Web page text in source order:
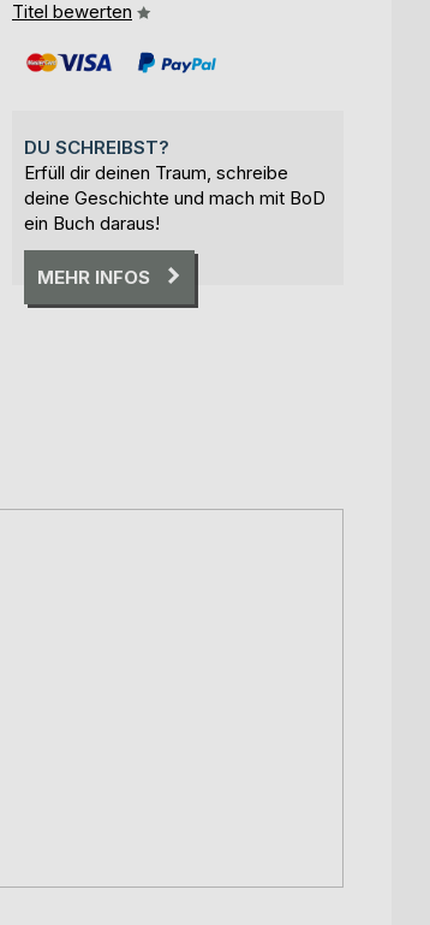
Titel bewerten
DU SCHREIBST?
Erfüll dir deinen Traum, schreibe
deine Geschichte und mach mit BoD
ein Buch daraus!
MEHR INFOS